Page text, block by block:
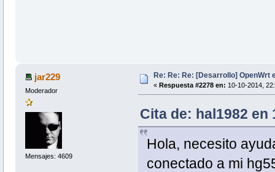
jar229
Moderador
Mensajes: 4609
Re: Re: Re: [Desarrollo] OpenWrt
« Respuesta #2278 en: 10-10-2014,
Cita de: hal1982 en
Hola, necesito
conectado a mi